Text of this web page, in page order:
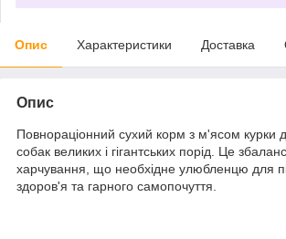
Опис Характеристики Доставка
Опис
Повнораціонний сухий корм з м'ясом курки
собак великих і гігантських порід. Це
харчування, що необхідне улюбленцю для
здоров'я та гарного самопочуття.